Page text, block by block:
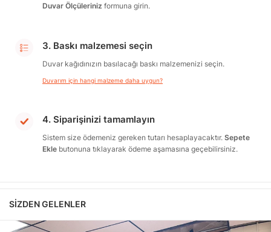
Duvar Ölçüleriniz formuna girin.
3. Baskı malzemesi seçin
Duvar kağıdınızın basılacağı baskı malzemenizi seçin.
Duvarım için hangi malzeme daha uygun?
4. Siparişinizi tamamlayın
Sistem size ödemeniz gereken tutarı hesaplayacaktır. Sepete
Ekle butonuna tıklayarak ödeme aşamasına geçebilirsiniz.
SIZDEN GELENLER